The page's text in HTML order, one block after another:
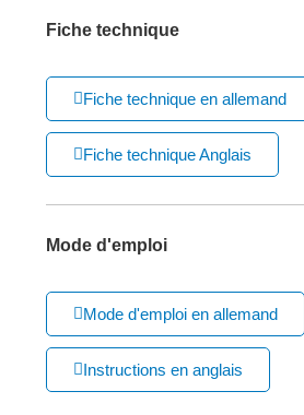
Fiche technique
Fiche technique en allemand
Fiche technique Anglais
Mode d'emploi
Mode d'emploi en allemand
Instructions en anglais